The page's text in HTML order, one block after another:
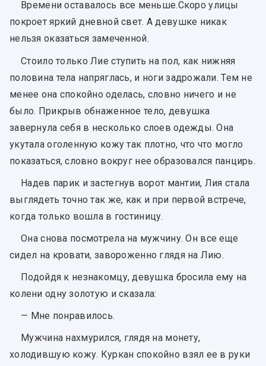
Времени оставалось все меньше.Скоро улицы
покроет яркий дневной свет. А девушке никак
нельзя оказаться замеченной.
Стоило только Лие ступить на пол, как нижняя
половина тела напряглась, и ноги задрожали. Тем не
менее она спокойно оделась, словно ничего и не
было. Прикрыв обнаженное тело, девушка
завернула себя в несколько слоев одежды. Она
укутала оголенную кожу так плотно, что что могло
показаться, словно вокруг нее образовался панцирь.
Надев парик и застегнув ворот мантии, Лия стала
выглядеть точно так же, как и при первой встрече,
когда только вошла в гостиницу.
Она снова посмотрела на мужчину. Он все еще
сидел на кровати, завороженно глядя на Лию.
Подойдя к незнакомцу, девушка бросила ему на
колени одну золотую и сказала:
— Мне понравилось.
Мужчина нахмурился, глядя на монету,
холодившую кожу. Куркан спокойно взял ее в руки